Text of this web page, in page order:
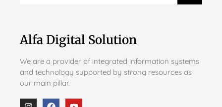
Alfa Digital Solution
We are a provider of integrated information systems
and technology supported by strong resources as
our main pillar.